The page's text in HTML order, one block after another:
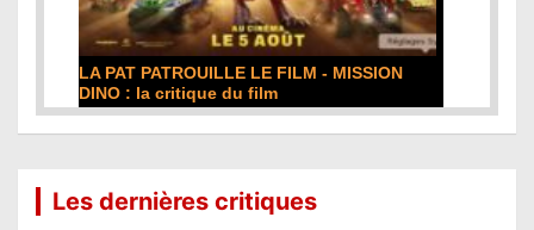
DE LA COMÉDIE-FRANÇAISE : la critique du
film
Les dernières critiques